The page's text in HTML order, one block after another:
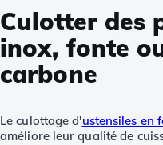
Culotter des
inox, fonte
carbone
Le culottage d'ustensiles en
améliore leur qualité de